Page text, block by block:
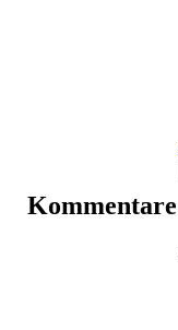
Kommentare